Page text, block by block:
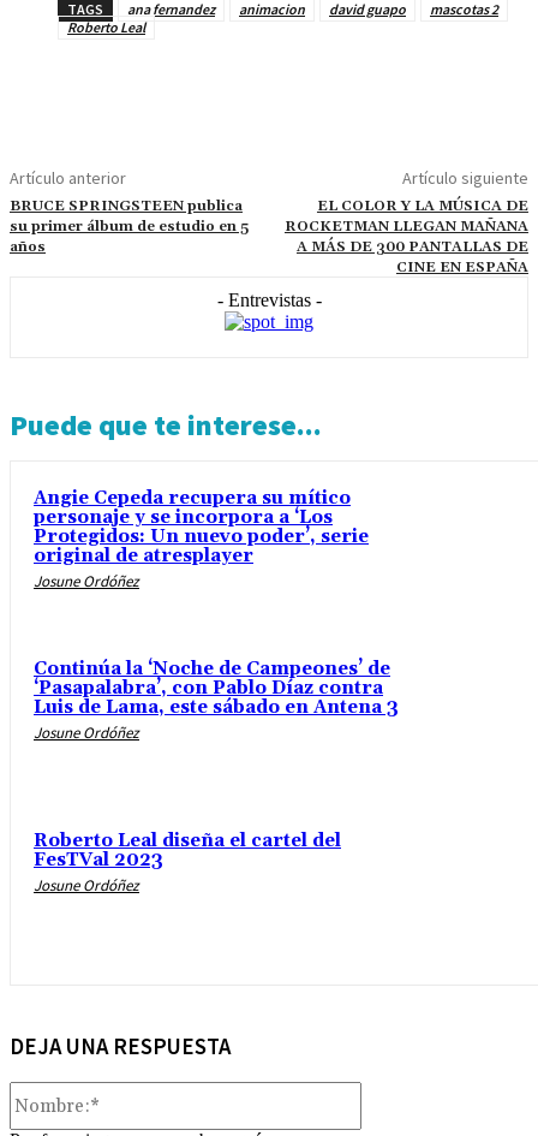
TAGS ana fernandez animacion david guapo
mascotas 2
Roberto Leal
Artículo anterior
BRUCE SPRINGSTEEN publica
su primer álbum de estudio en 5
años
Artículo siguiente
EL COLOR Y LA MÚSICA DE
ROCKETMAN LLEGAN MAÑANA
A MÁS DE 300 PANTALLAS DE
CINE EN ESPAÑA
- Entrevistas -
Puede que te interese...
Angie Cepeda recupera su mítico
personaje y se incorpora a ‘Los
Protegidos: Un nuevo poder’, serie
original de atresplayer
Josune Ordóñez
Continúa la ‘Noche de Campeones’ de
‘Pasapalabra’, con Pablo Díaz contra
Luis de Lama, este sábado en Antena 3
Josune Ordóñez
Roberto Leal diseña el cartel del
FesTVal 2023
Josune Ordóñez
DEJA UNA RESPUESTA